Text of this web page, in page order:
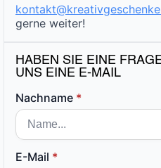
gerne weiter!
HABEN SIE EINE
UNS EINE E-MAIL
Nachname *
E-Mail *